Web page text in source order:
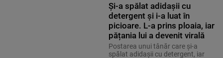
Și-a spălat adidașii cu
detergent și i-a luat în
picioare. L-a prins ploaia, iar
pățania lui a devenit virală
Postarea unui tânăr care și-a
spălat adidașii cu detergent, iar